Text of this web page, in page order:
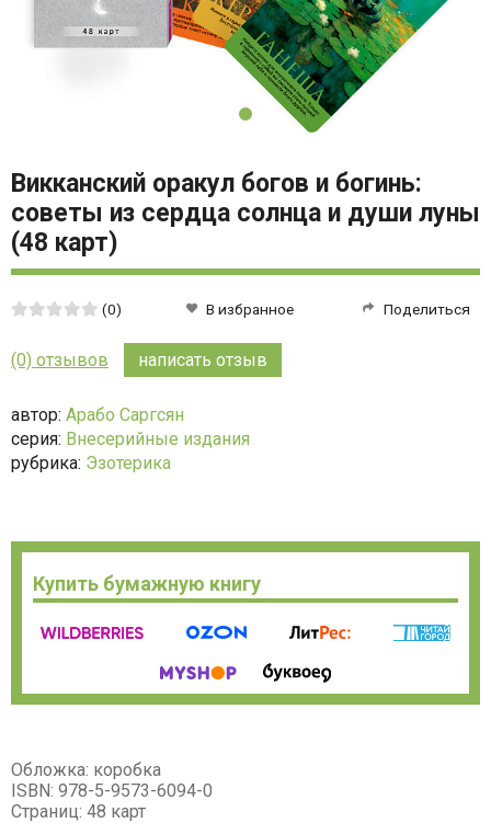
Викканский оракул богов и богинь:
советы из сердца солнца и души луны
(48 карт)
Средняя
из
(0) В избранное Поделиться
(0) отзывов написать отзыв
автор: Арабо Саргсян
серия: Внесерийные издания
рубрика: Эзотерика
Купить бумажную книгу
Обложка: коробка
ISBN: 978-5-9573-6094-0
Страниц: 48 карт